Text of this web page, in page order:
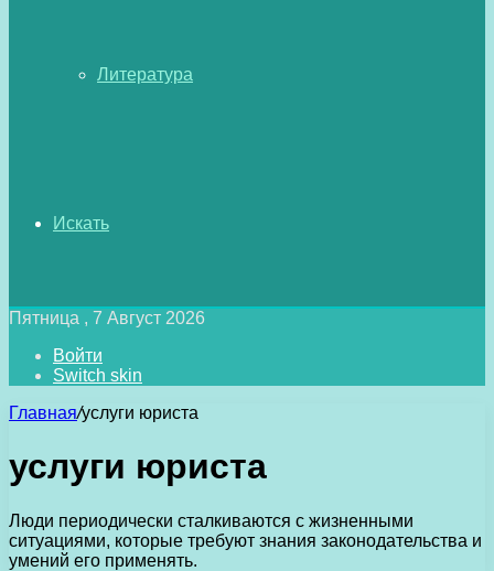
Литература
Искать
Пятница , 7 Август 2026
Войти
Switch skin
Главная/услуги юриста
услуги юриста
Люди периодически сталкиваются с жизненными
ситуациями, которые требуют знания законодательства и
умений его применять.